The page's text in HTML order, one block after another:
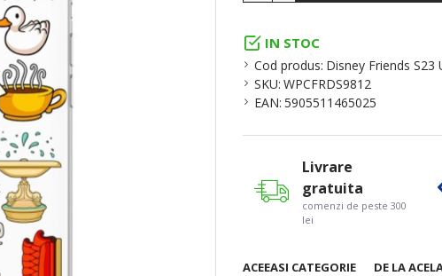
IN STOC
Cod produs: Disney Friends S23
SKU: WPCFRDS9812
EAN: 5905511465025
ACEEASI CATEGORIE DE LA
Livrare
gratuita
comenzi de peste 300
lei